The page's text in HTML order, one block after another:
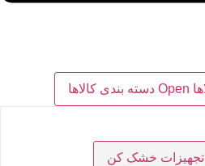
Open دسته بندی کالاها
تجهیزات خشک کن